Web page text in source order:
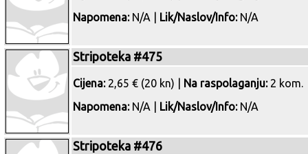
Napomena:N/A | Lik/Naslov/Info:N/A
Stripoteka #475
Cijena:2,65 € (20 kn) | Na raspolaganju:2 kom.
Napomena:N/A | Lik/Naslov/Info:N/A
Stripoteka #476